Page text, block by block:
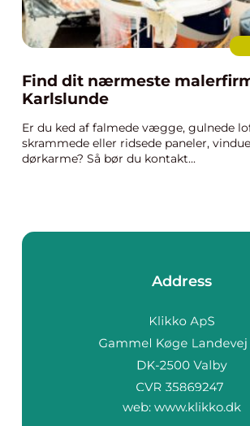
Find dit nærmeste
Karlslunde
Er du ked af falmede vægge, gulnede
skrammede eller ridsede paneler,
dørkarme? Så bør du kontakt...
Address
web: www.klikko.dk